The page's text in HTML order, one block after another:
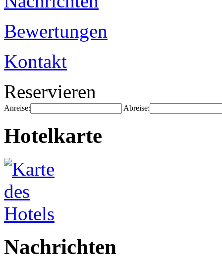
Bewertungen
Kontakt
Reservieren
Anreise: Abreise:
Hotelkarte
Nachrichten